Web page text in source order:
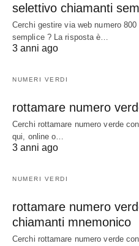
selettivo chiamanti
Cerchi gestire via web numero
semplice ? La risposta è…
3 anni ago
NUMERI VERDI
rottamare numero
Cerchi rottamare numero verde
qui, online o…
3 anni ago
NUMERI VERDI
rottamare numero
chiamanti mnemonico
Cerchi rottamare numero verde